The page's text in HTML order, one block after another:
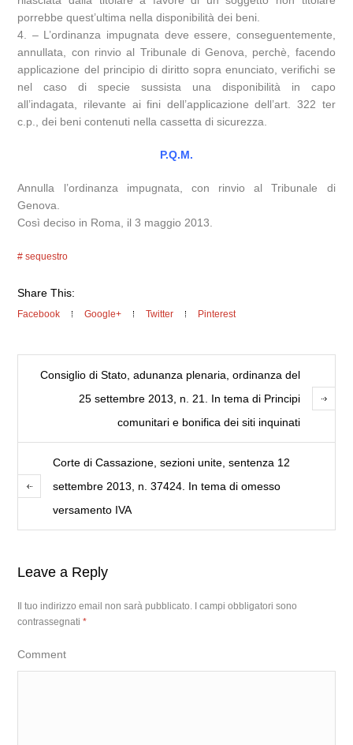
porrebbe quest’ultima nella disponibilità dei beni.
4. – L’ordinanza impugnata deve essere, conseguentemente,
annullata, con rinvio al Tribunale di Genova, perchè, facendo
applicazione del principio di diritto sopra enunciato, verifichi se
nel caso di specie sussista una disponibilità in capo
all’indagata, rilevante ai fini dell’applicazione dell’art. 322 ter
c.p., dei beni contenuti nella cassetta di sicurezza.
P.Q.M.
Annulla l’ordinanza impugnata, con rinvio al Tribunale di
Genova.
Così deciso in Roma, il 3 maggio 2013.
sequestro
Share This:
Facebook Google+ Twitter Pinterest
Consiglio di Stato, adunanza plenaria, ordinanza del
25 settembre 2013, n. 21. In tema di Principi
comunitari e bonifica dei siti inquinati
Corte di Cassazione, sezioni unite, sentenza 12
settembre 2013, n. 37424. In tema di omesso
versamento IVA
Leave a Reply
Il tuo indirizzo email non sarà pubblicato. I campi obbligatori sono
contrassegnati*
Comment